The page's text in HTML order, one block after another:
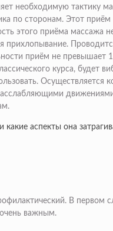
необходимую
по сторонам. Этот
этого приёма массажа
прихлопывание.
приём не превышает
курса, будет
аспекты она
В первом
очень важным.